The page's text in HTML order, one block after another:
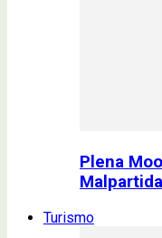
Plena
Turismo